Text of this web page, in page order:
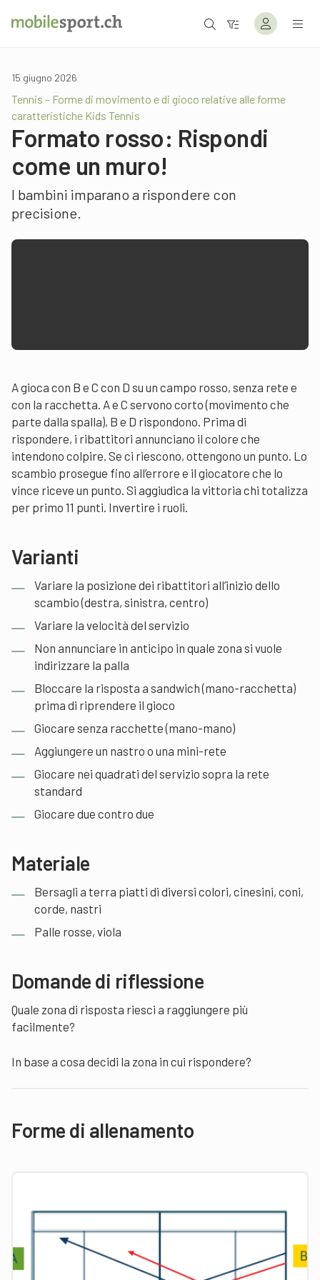
15 giugno 2026
Tennis – Forme di movimento e di gioco relative alle forme
caratteristiche Kids Tennis
Formato rosso: Rispondi
come un muro!
I bambini imparano a rispondere con
precisione.
A gioca con B e C con D su un campo rosso, senza rete e
con la racchetta. A e C ­servono corto (movimento che
parte dalla spalla), B e D rispondono. Prima di
rispondere, i ribattitori annunciano il colore che
intendono colpire. Se ci riescono, ottengono un punto. Lo
scambio prosegue fino all’errore e il giocatore che lo
vince riceve un punto. Si aggiudica la vittoria chi totalizza
per primo 11 punti. Invertire i ruoli.
Varianti
Variare la posizione dei ribattitori all’inizio dello
scambio (destra, sinistra, centro)
Variare la velocità del servizio
Non annunciare in anticipo in quale zona si vuole
indirizzare la palla
Bloccare la risposta a sandwich (mano-racchetta)
prima di riprendere il gioco
Giocare senza racchette (mano-mano)
Aggiungere un nastro o una mini-rete
Giocare nei quadrati del servizio sopra la rete
standard
Giocare due contro due
Materiale
Bersagli a terra piatti di diversi colori, cinesini, coni,
corde, nastri
Palle rosse, viola
Domande di riflessione
Quale zona di risposta riesci a raggiungere più
facilmente?
In base a cosa decidi la zona in cui rispondere?
Forme di allenamento